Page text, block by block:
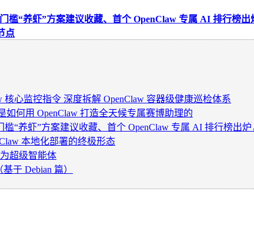
槛“养虾”方案建议收藏、首个 OpenClaw 专属 AI 排行榜
点
心监控指令 深度拆解 OpenClaw 容器级健康巡检体系
如何用 OpenClaw 打造全天候专属赛博助理的
“养虾”方案建议收藏、首个 OpenClaw 专属 AI 排行榜出
本地化部署的终极形态
超级智能体
于 Debian 篇）